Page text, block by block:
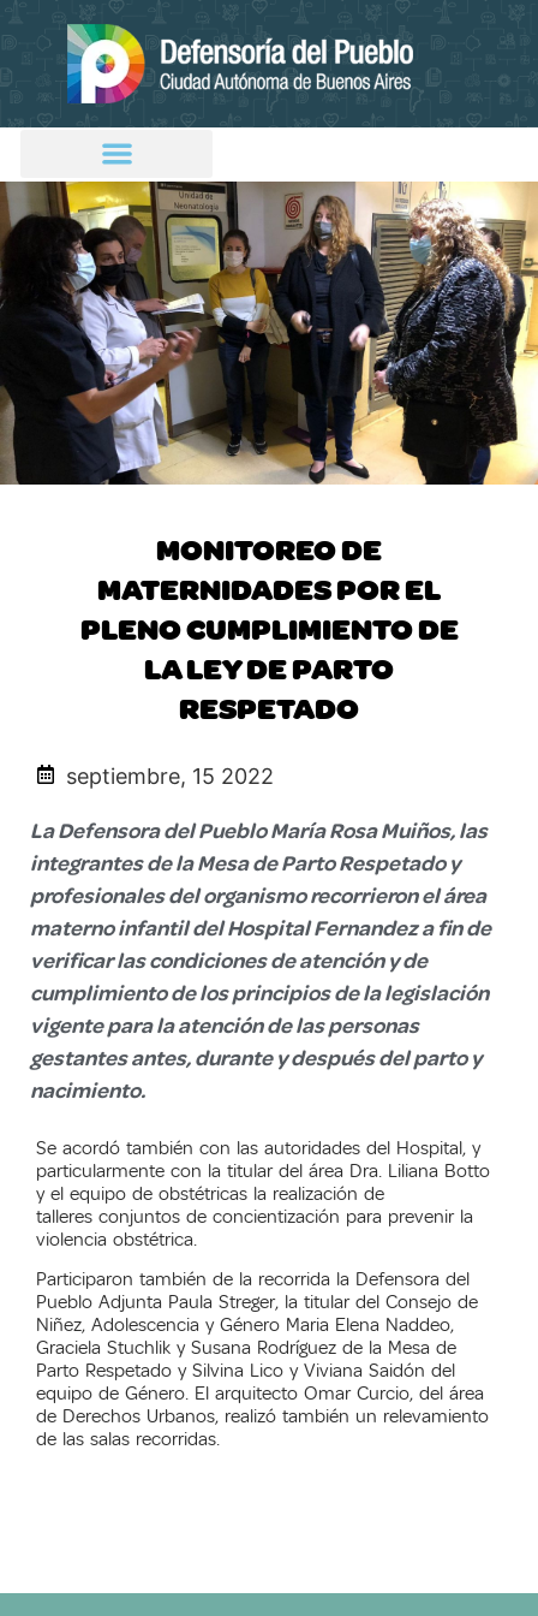
MONITOREO DE
MATERNIDADES POR EL
PLENO CUMPLIMIENTO DE
LA LEY DE PARTO
RESPETADO
septiembre, 15 2022
La Defensora del Pueblo María Rosa Muiños, las
integrantes de la Mesa de Parto Respetado y
profesionales del organismo recorrieron el área
materno infantil del Hospital Fernandez a fin de
verificar las condiciones de atención y de
cumplimiento de los principios de la legislación
vigente para la atención de las personas
gestantes antes, durante y después del parto y
nacimiento.
Se acordó también con las autoridades del Hospital, y
particularmente con la titular del área Dra. Liliana Botto
y el equipo de obstétricas la realización de
talleres conjuntos de concientización para prevenir la
violencia obstétrica.
Participaron también de la recorrida la Defensora del
Pueblo Adjunta Paula Streger, la titular del Consejo de
Niñez, Adolescencia y Género Maria Elena Naddeo,
Graciela Stuchlik y Susana Rodríguez de la Mesa de
Parto Respetado y Silvina Lico y Viviana Saidón del
equipo de Género. El arquitecto Omar Curcio, del área
de Derechos Urbanos, realizó también un relevamiento
de las salas recorridas.